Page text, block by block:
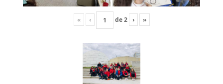
« ‹ de2 › »